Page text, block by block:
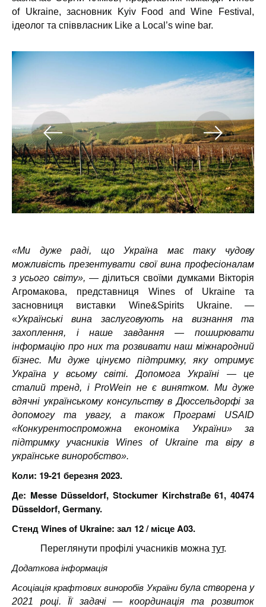
of Ukraine, засновник Kyiv Food and Wine Festival,
ідеолог та співвласник Like a Local’s wine bar.
«Ми дуже раді, що Україна має таку чудову
можливість презентувати свої вина професіоналам
з усього світу», — ділиться своїми думками Вікторія
Агромакова, представниця Wines of Ukraine та
засновниця виставки Wine&Spirits Ukraine. —
«Українські вина заслуговують на визнання та
захоплення, і наше завдання — поширювати
інформацію про них та розвивати наш міжнародний
бізнес. Ми дуже цінуємо підтримку, яку отримує
Україна у всьому світі. Допомога Україні — це
сталий тренд, і ProWein не є винятком. Ми дуже
вдячні українському консульству в Дюссельдорфі за
допомогу та увагу, а також Програмі USAID
«Конкурентоспроможна економіка України» за
підтримку учасників Wines of Ukraine та віру в
українське виноробство».
Коли: 19-21 березня 2023.
Де: Messe Düsseldorf, Stockumer Kirchstraße 61, 40474
Düsseldorf, Germany.
Стенд Wines of Ukraine: зал 12 / місце A03.
Переглянути профілі учасників можна тут.
Додаткова інформація
Асоціація крафтових виноробів Українибула створена у
2021 році. Її задачі — координація та розвиток